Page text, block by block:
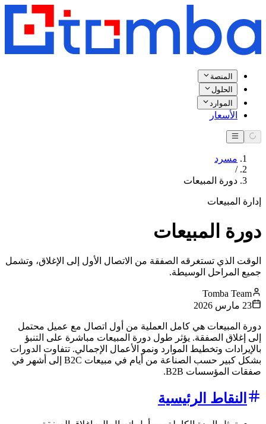
المنصة
الحلول
الموارد
الأسعار
مسرد
/
دورة المبيعات
إدارة المبيعات
دورة المبيعات
الوقت الذي تستغرقه الصفقة من الاتصال الأول إلى الإغلاق، وتشمل
جميع المراحل الوسيطة.
Tomba Team
23 مارس 2026
دورة المبيعات هي كامل العملية من أول اتصال مع عميل محتمل
إلى إغلاق الصفقة. يؤثر طول دورة المبيعات مباشرة على التنبؤ
بالإيرادات وتخطيط الموارد ونمو الأعمال الإجمالي. تتفاوت الدورات
بشكل كبير حسب الصناعة من أيام في مبيعات B2C إلى أشهر في
صفقات المؤسسات B2B.
النقاط الرئيسية